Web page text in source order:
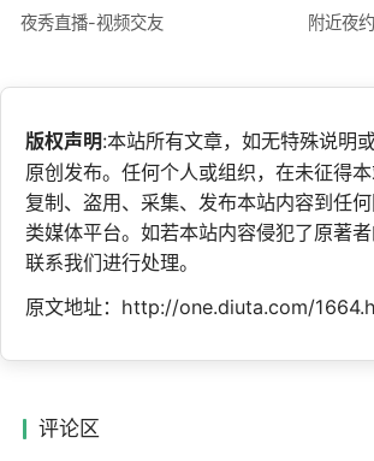
夜秀直播-视频交友 附近夜
版权声明:本站所有文章，如无特殊说明
原创发布。任何个人或组织，在未征得
复制、盗用、采集、发布本站内容到任
类媒体平台。如若本站内容侵犯了原著
联系我们进行处理。
原文地址：http://one.diuta.com/
评论区